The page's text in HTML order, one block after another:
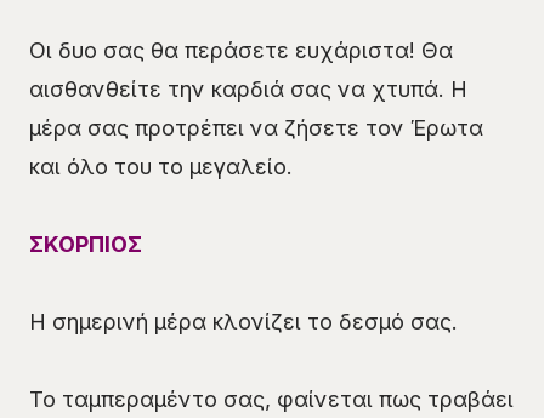
Οι δυο σας θα περάσετε ευχάριστα! Θα
αισθανθείτε την καρδιά σας να χτυπά. Η
μέρα σας προτρέπει να ζήσετε τον Έρωτα
και όλο του το μεγαλείο.
ΣΚΟΡΠΙΟΣ
Η σημερινή μέρα κλονίζει το δεσμό σας.
Το ταμπεραμέντο σας, φαίνεται πως τραβάει